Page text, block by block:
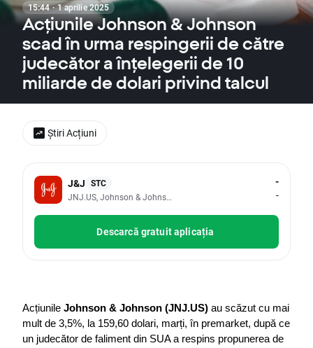
15:44 · 1 aprilie 2025
Acțiunile Johnson & Johnson
scad în urma respingerii de către
judecător a înțelegerii de 10
miliarde de dolari privind talcul
J&J STC
JNJ.US, Johnson & Johnson
-
-
Descarcă gratuit aplicația
Acțiunile Johnson & Johnson (JNJ.US) au scăzut cu mai
mult de 3,5%, la 159,60 dolari, marți, în premarket, după ce
un judecător de faliment din SUA a respins propunerea de
Știri Acțiuni